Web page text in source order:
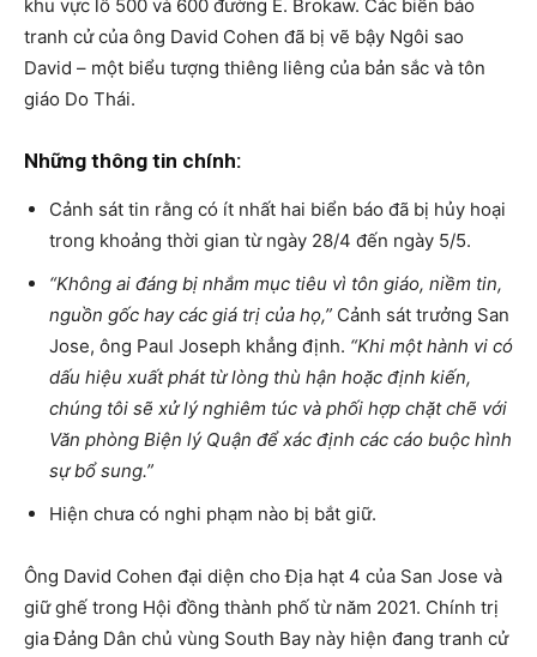
khu vực lô 500 và 600 đường E. Brokaw. Các biển báo
tranh cử của ông David Cohen đã bị vẽ bậy Ngôi sao
David – một biểu tượng thiêng liêng của bản sắc và tôn
giáo Do Thái.
Những thông tin chính:
Cảnh sát tin rằng có ít nhất hai biển báo đã bị hủy hoại
trong khoảng thời gian từ ngày 28/4 đến ngày 5/5.
“Không ai đáng bị nhắm mục tiêu vì tôn giáo, niềm tin,
nguồn gốc hay các giá trị của họ,” Cảnh sát trưởng San
Jose, ông Paul Joseph khẳng định. “Khi một hành vi có
dấu hiệu xuất phát từ lòng thù hận hoặc định kiến,
chúng tôi sẽ xử lý nghiêm túc và phối hợp chặt chẽ với
Văn phòng Biện lý Quận để xác định các cáo buộc hình
sự bổ sung.”
Hiện chưa có nghi phạm nào bị bắt giữ.
Ông David Cohen đại diện cho Địa hạt 4 của San Jose và
giữ ghế trong Hội đồng thành phố từ năm 2021. Chính trị
gia Đảng Dân chủ vùng South Bay này hiện đang tranh cử